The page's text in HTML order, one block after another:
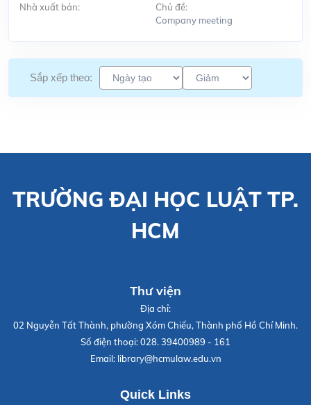
Nhà xuất bản:
Chủ đề:
Company meeting
Sắp xếp theo:
TRƯỜNG ĐẠI HỌC LUẬT TP.
HCM
Thư viện
Địa chỉ:
02 Nguyễn Tất Thành, phường Xóm Chiếu, Thành phố Hồ Chí Minh.
Số điện thoại:028. 39400989 - 161
Email: library@hcmulaw.edu.vn
Quick Links